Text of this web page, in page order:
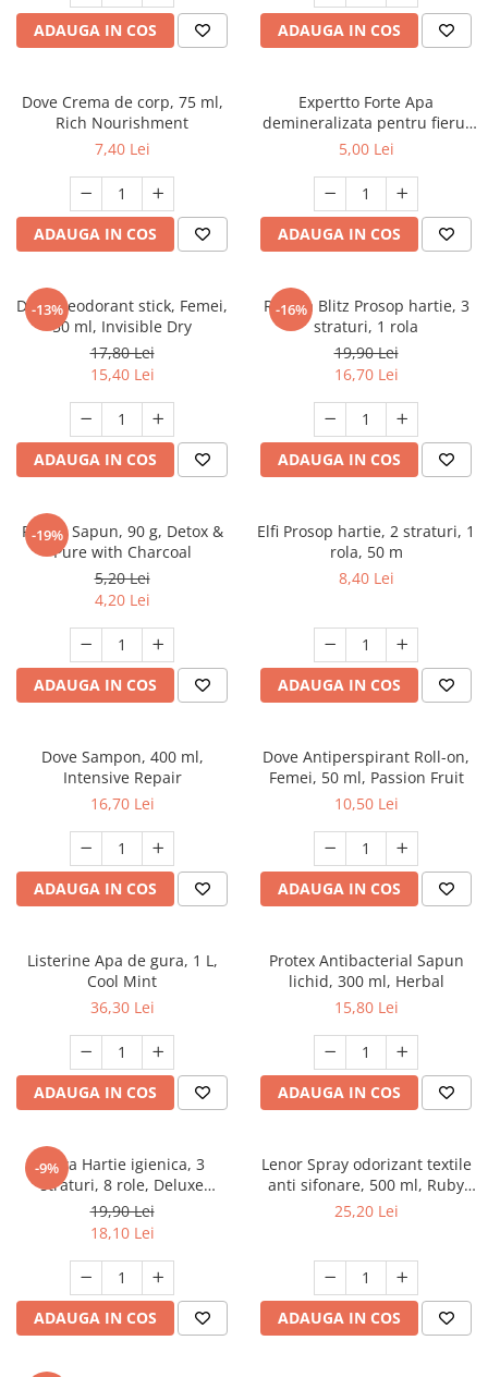
Odorizanți WC
Hârtie igienică
Detergenți diverse suprafețe
Sticlă și ferestre
Covoare și tapițerii
Mobilier
Curățare universală
Dezinfectanți suprafețe
Detergenți pardoseli
Lemn și parchet
Gresie, piatră și granit
Universal
Detergenți rufe
Detergent rufe lichid
Detergent rufe pudră
Balsam de rufe
Înălbitor și îndepărtare pete
Soluții anticalcar, igienizante și
întreținere țesături
Odorizanți
Stick
Roll-on
Apă de gură
Pastă de dinți
Produse pentru ras
After Shave
Cremă de ras
Gel de ras
Produse pentru ten
Demachiant
Șervețele demachiante
Îngrijire bebeluși
Șervețele umede
ADAUGA IN COS ADAUGA IN COS
Dove Crema de corp, 75 ml,
Rich Nourishment
7,40 Lei
ADAUGA IN COS
Expertto Forte Apa
demineralizata pentru fierul
de calcat, 1 L, Floral
5,00 Lei
ADAUGA IN COS
-13%
Dove Deodorant stick, Femei,
50 ml, Invisible Dry
17,80 Lei
15,40 Lei
ADAUGA IN COS
-16%
Regina Blitz Prosop hartie, 3
straturi, 1 rola
19,90 Lei
16,70 Lei
ADAUGA IN COS
-19%
Protex Sapun, 90 g, Detox &
Pure with Charcoal
5,20 Lei
4,20 Lei
ADAUGA IN COS
Elfi Prosop hartie, 2 straturi, 1
rola, 50 m
8,40 Lei
ADAUGA IN COS
Dove Sampon, 400 ml,
Intensive Repair
16,70 Lei
ADAUGA IN COS
Dove Antiperspirant Roll-on,
Femei, 50 ml, Passion Fruit
10,50 Lei
ADAUGA IN COS
Listerine Apa de gura, 1 L,
Cool Mint
36,30 Lei
ADAUGA IN COS
Protex Antibacterial Sapun
lichid, 300 ml, Herbal
15,80 Lei
ADAUGA IN COS
-9%
Zewa Hartie igienica, 3
straturi, 8 role, Deluxe
Cashmere Peach
19,90 Lei
18,10 Lei
ADAUGA IN COS
Lenor Spray odorizant textile
anti sifonare, 500 ml, Ruby
Jasmine
25,20 Lei
ADAUGA IN COS